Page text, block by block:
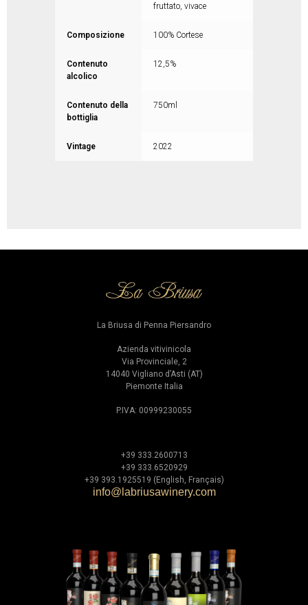
fruttato, vivace
Composizione 100% Cortese
Contenuto
alcolico
12,5%
Contenuto della
bottiglia
750ml
Vintage 2022
La Briusa di Penna Piersandro
Azienda vitivinicola
Via Provinciale, 2
14040 Vigliano d’Asti (AT)
Piemonte Italia
P.IVA: 00999230055
+39 333.2600713
+39 333.6520929
+39 393.1925519 (English, Français)
info@labriusawinery.com